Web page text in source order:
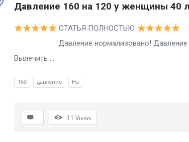
Давление 160 на 120 у женщины 40
СТАТЬЯ ПОЛНОСТЬЮ
Давление нормализовано! Давление
Вылечить ...
160 давление На
11 Views